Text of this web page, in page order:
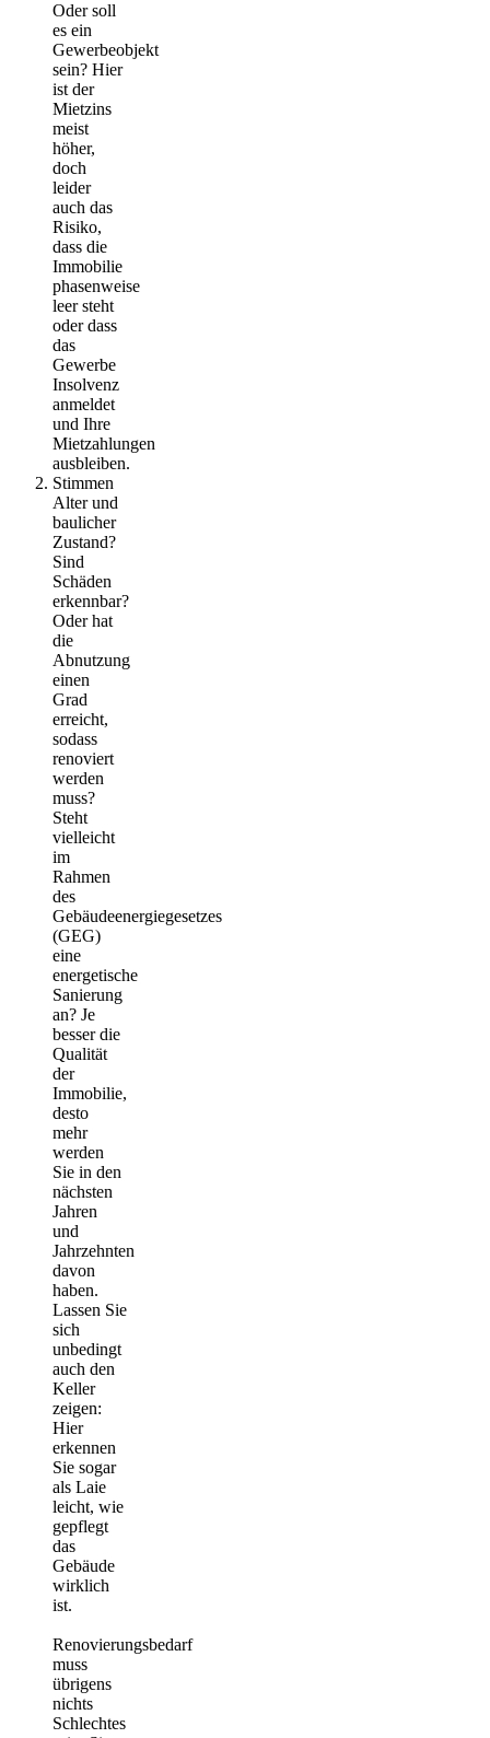
Oder soll
es ein
Gewerbeobjekt
sein? Hier
ist der
Mietzins
meist
höher,
doch
leider
auch das
Risiko,
dass die
Immobilie
phasenweise
leer steht
oder dass
das
Gewerbe
Insolvenz
anmeldet
und Ihre
Mietzahlungen
ausbleiben.
Stimmen
Alter und
baulicher
Zustand?
Sind
Schäden
erkennbar?
Oder hat
die
Abnutzung
einen
Grad
erreicht,
sodass
renoviert
werden
muss?
Steht
vielleicht
im
Rahmen
des
Gebäudeenergiegesetzes
(GEG)
eine
energetische
Sanierung
an? Je
besser die
Qualität
der
Immobilie,
desto
mehr
werden
Sie in den
nächsten
Jahren
und
Jahrzehnten
davon
haben.
Lassen Sie
sich
unbedingt
auch den
Keller
zeigen:
Hier
erkennen
Sie sogar
als Laie
leicht, wie
gepflegt
das
Gebäude
wirklich
ist.
Renovierungsbedarf
muss
übrigens
nichts
Schlechtes